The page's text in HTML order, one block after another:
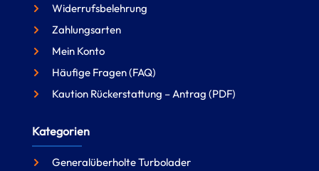
Widerrufsbelehrung
Zahlungsarten
Mein Konto
Häufige Fragen (FAQ)
Kaution Rückerstattung – Antrag (PDF)
Kategorien
Generalüberholte Turbolader